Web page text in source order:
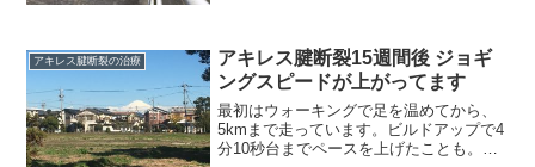
アキレス腱断裂の治療
アキレス腱断裂15週間後 ジョギ
ングスピードが上がってます
最初はウォーキングで足を温めてから、
5kmまで走っています。ビルドアップで4
分10秒台までペースを上げたことも。無